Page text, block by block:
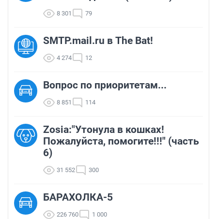
8 301 79
SMTP.mail.ru в The Bat!
4 274 12
Вопрос по приоритетам...
8 851 114
Zosia:"Утонула в кошках!
Пожалуйста, помогите!!!" (часть
6)
31 552 300
БАРАХОЛКА-5
226 760 1 000